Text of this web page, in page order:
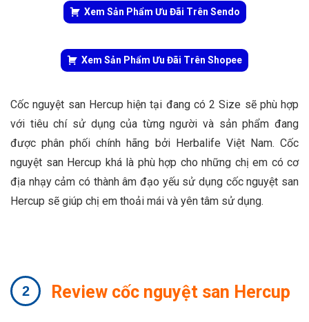
Xem Sản Phẩm Ưu Đãi Trên Sendo
Xem Sản Phẩm Ưu Đãi Trên Shopee
Cốc nguyệt san Hercup hiện tại đang có 2 Size sẽ phù hợp
với tiêu chí sử dụng của từng người và sản phẩm đang
được phân phối chính hãng bởi Herbalife Việt Nam. Cốc
nguyệt san Hercup khá là phù hợp cho những chị em có cơ
địa nhạy cảm có thành âm đạo yếu sử dụng cốc nguyệt san
Hercup sẽ giúp chị em thoải mái và yên tâm sử dụng.
Review cốc nguyệt san Hercup